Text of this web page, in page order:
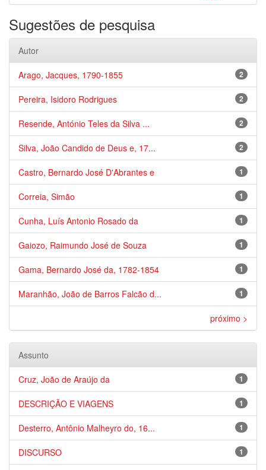
Sugestões de pesquisa
Autor
2
Arago, Jacques, 1790-1855
2
Pereira, Isidoro Rodrigues
2
Resende, António Teles da Silva ...
2
Silva, João Candido de Deus e, 17...
1
Castro, Bernardo José D'Abrantes e
1
Correia, Simão
1
Cunha, Luís Antonio Rosado da
1
Gaiozo, Raimundo José de Souza
1
Gama, Bernardo José da, 1782-1854
1
Maranhão, João de Barros Falcão d...
próximo >
Assunto
1
Cruz, João de Araújo da
1
DESCRIÇÃO E VIAGENS
1
Desterro, Antônio Malheyro do, 16...
1
DISCURSO